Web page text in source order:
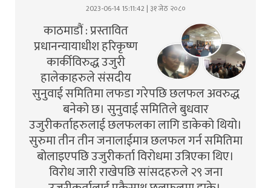
2023-06-14 15:11:42 | ३१ जेठ २०८०
काठमाडौं : प्रस्तावित
प्रधानन्यायाधीश हरिकृष्ण
कार्कीविरुद्ध उजुरी
हालेकाहरुले संसदीय
सुनुवाई समितिमा लफडा गरेपछि छलफल अवरुद्ध
बनेको छ। सुनुवाई समितिले बुधवार
उजुरीकर्ताहरुलाई छलफलका लागि डाकेको थियो।
सुरुमा तीन तीन जनालाईमात्र छलफल गर्न समितिमा
बोलाइएपछि उजुरीकर्ता विरोधमा उत्रिएका थिए।
विरोध जारी राखेपछि सांसदहरुले २९ जना